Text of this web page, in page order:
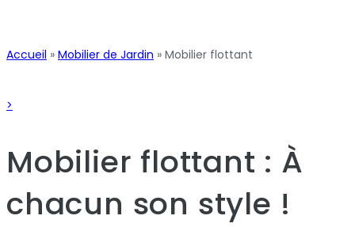
Accueil » Mobilier de Jardin » Mobilier flottant
>
Mobilier flottant : À
chacun son style !